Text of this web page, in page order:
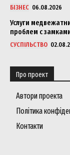
About
Contact us
My account
БІЗНЕС 06.08.2026
Услуги
проблем с
СУСПІЛЬСТВО
Про проект
Автори проекта
Політика
Контакти